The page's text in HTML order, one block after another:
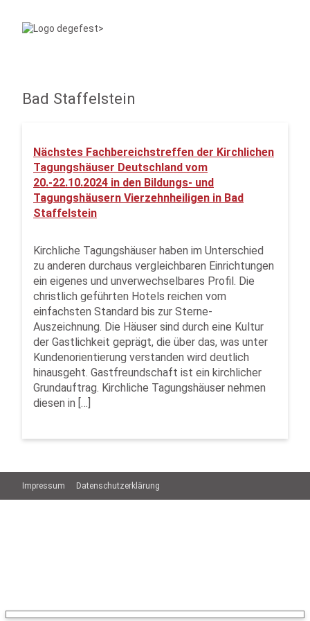
Bad Staffelstein
Nächstes Fachbereichstreffen der Kirchlichen
Tagungshäuser Deutschland vom
20.-22.10.2024 in den Bildungs- und
Tagungshäusern Vierzehnheiligen in Bad
Staffelstein
Kirchliche Tagungshäuser haben im Unterschied
zu anderen durchaus vergleichbaren Einrichtungen
ein eigenes und unverwechselbares Profil. Die
christlich geführten Hotels reichen vom
einfachsten Standard bis zur Sterne-
Auszeichnung. Die Häuser sind durch eine Kultur
der Gastlichkeit geprägt, die über das, was unter
Kundenorientierung verstanden wird deutlich
hinausgeht. Gastfreundschaft ist ein kirchlicher
Grundauftrag. Kirchliche Tagungshäuser nehmen
diesen in […]
Impressum Datenschutzerklärung